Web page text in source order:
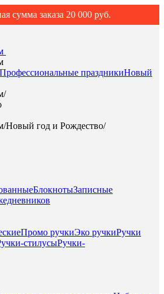
сумма заказа 20 000 руб.
Профессиональные праздникиНовый
/
/Новый год и Рождество/
БлокнотыЗаписные
Промо ручкиЭко ручкиРучки
стилусыРучки-